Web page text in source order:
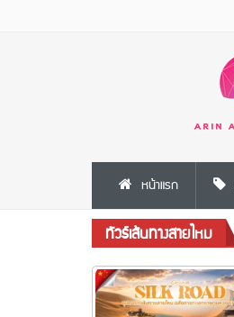
หน้าแรก
ทัวร์เส้นทางสายไหม